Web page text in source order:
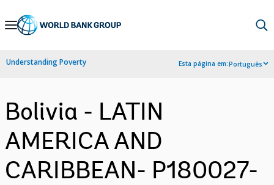
Skip
Navigation
Understanding Poverty Esta página em:Português
Bolivia - LATIN
AMERICA AND
CARIBBEAN- P180027-